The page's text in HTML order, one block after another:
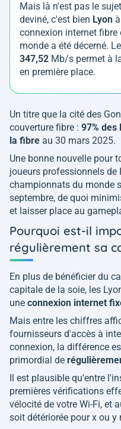
Mais là n'est pas le
deviné, c'est bien Lyon
connexion internet
monde a été décerné. Le
347,52 Mb/s permet à
en première place.
Un titre que la cité des
couverture fibre : 97% des
la fibre au 30 mars 2025.
Une bonne nouvelle pour
joueurs professionnels de
championnats du monde
septembre, de quoi
et laisser place au
Pourquoi est-il
régulièrement sa
En plus de bénéficier du
capitale de la soie, les
une connexion internet
Mais entre les chiffres
fournisseurs d'accès à
connexion, la différence
primordial de
Il est plausible qu'entre
premières vérifications
vélocité de votre Wi-Fi, et
soit détériorée pour x ou y